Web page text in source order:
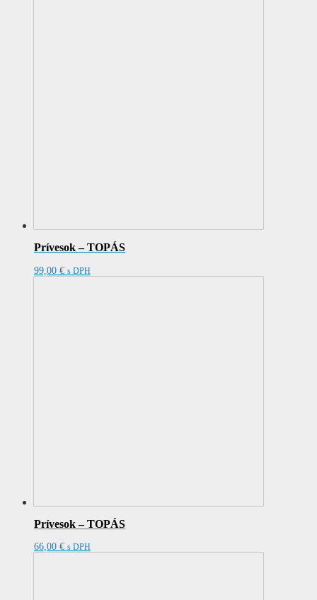
Prívesok – TOPÁS
99,00 € s DPH
Prívesok – TOPÁS
66,00 € s DPH